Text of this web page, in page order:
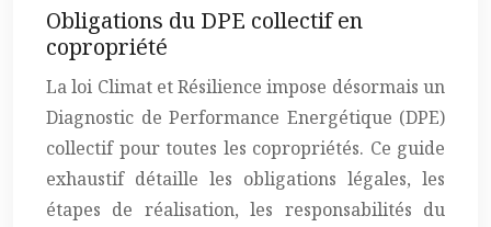
Obligations du DPE collectif en
copropriété
La loi Climat et Résilience impose désormais un
Diagnostic de Performance Energétique (DPE)
collectif pour toutes les copropriétés. Ce guide
exhaustif détaille les obligations légales, les
étapes de réalisation, les responsabilités du